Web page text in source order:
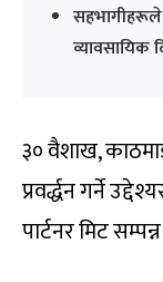
सहभागीहरूले
व्यावसायिक
३० वैशाख,
प्रवर्द्धन गर्ने
पार्टनर मिट